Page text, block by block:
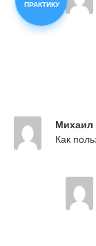
ПРАКТИКУ
Михаил
Как